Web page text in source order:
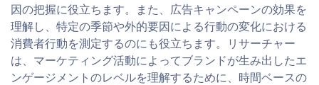
因の把握に役立ちます。また、広告キャンペーンの効果を
理解し、特定の季節や外的要因による行動の変化における
消費者行動を測定するのにも役立ちます。リサーチャー
は、マーケティング活動によってブランドが生み出したエ
ンゲージメントのレベルを理解するために、時間ベースの